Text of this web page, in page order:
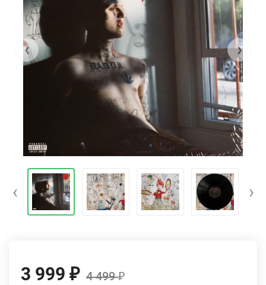
‹ ›
‹ ›
3 999 ₽ 4 499₽